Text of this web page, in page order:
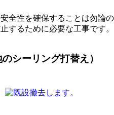
全性を確保することは勿論の
するために必要な工事です。
シーリング打替え）